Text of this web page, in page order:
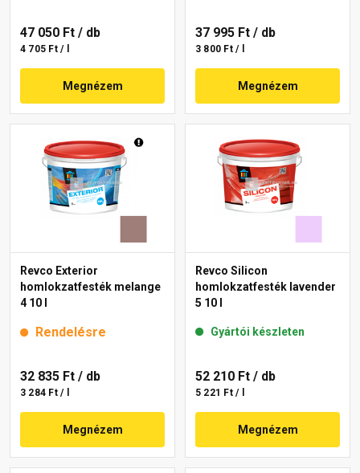
47 050 Ft / db
4 705 Ft / l
Megnézem
37 995 Ft / db
3 800 Ft / l
Megnézem
Revco Exterior
homlokzatfesték melange
4 10 l
Rendelésre
32 835 Ft / db
3 284 Ft / l
Megnézem
Revco Silicon
homlokzatfesték lavender
5 10 l
Gyártói készleten
52 210 Ft / db
5 221 Ft / l
Megnézem